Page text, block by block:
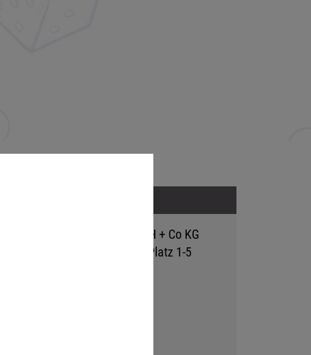
Hutter Trade GmbH + Co KG
Bgm.-Landmann-Platz 1-5